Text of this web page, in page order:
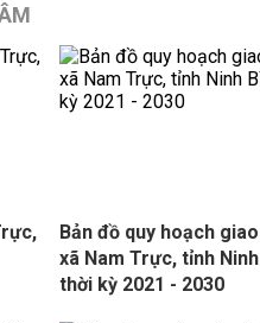
Bản đồ quy hoạch
xã Nam Trực, tỉnh
thời kỳ 2021 - 2030